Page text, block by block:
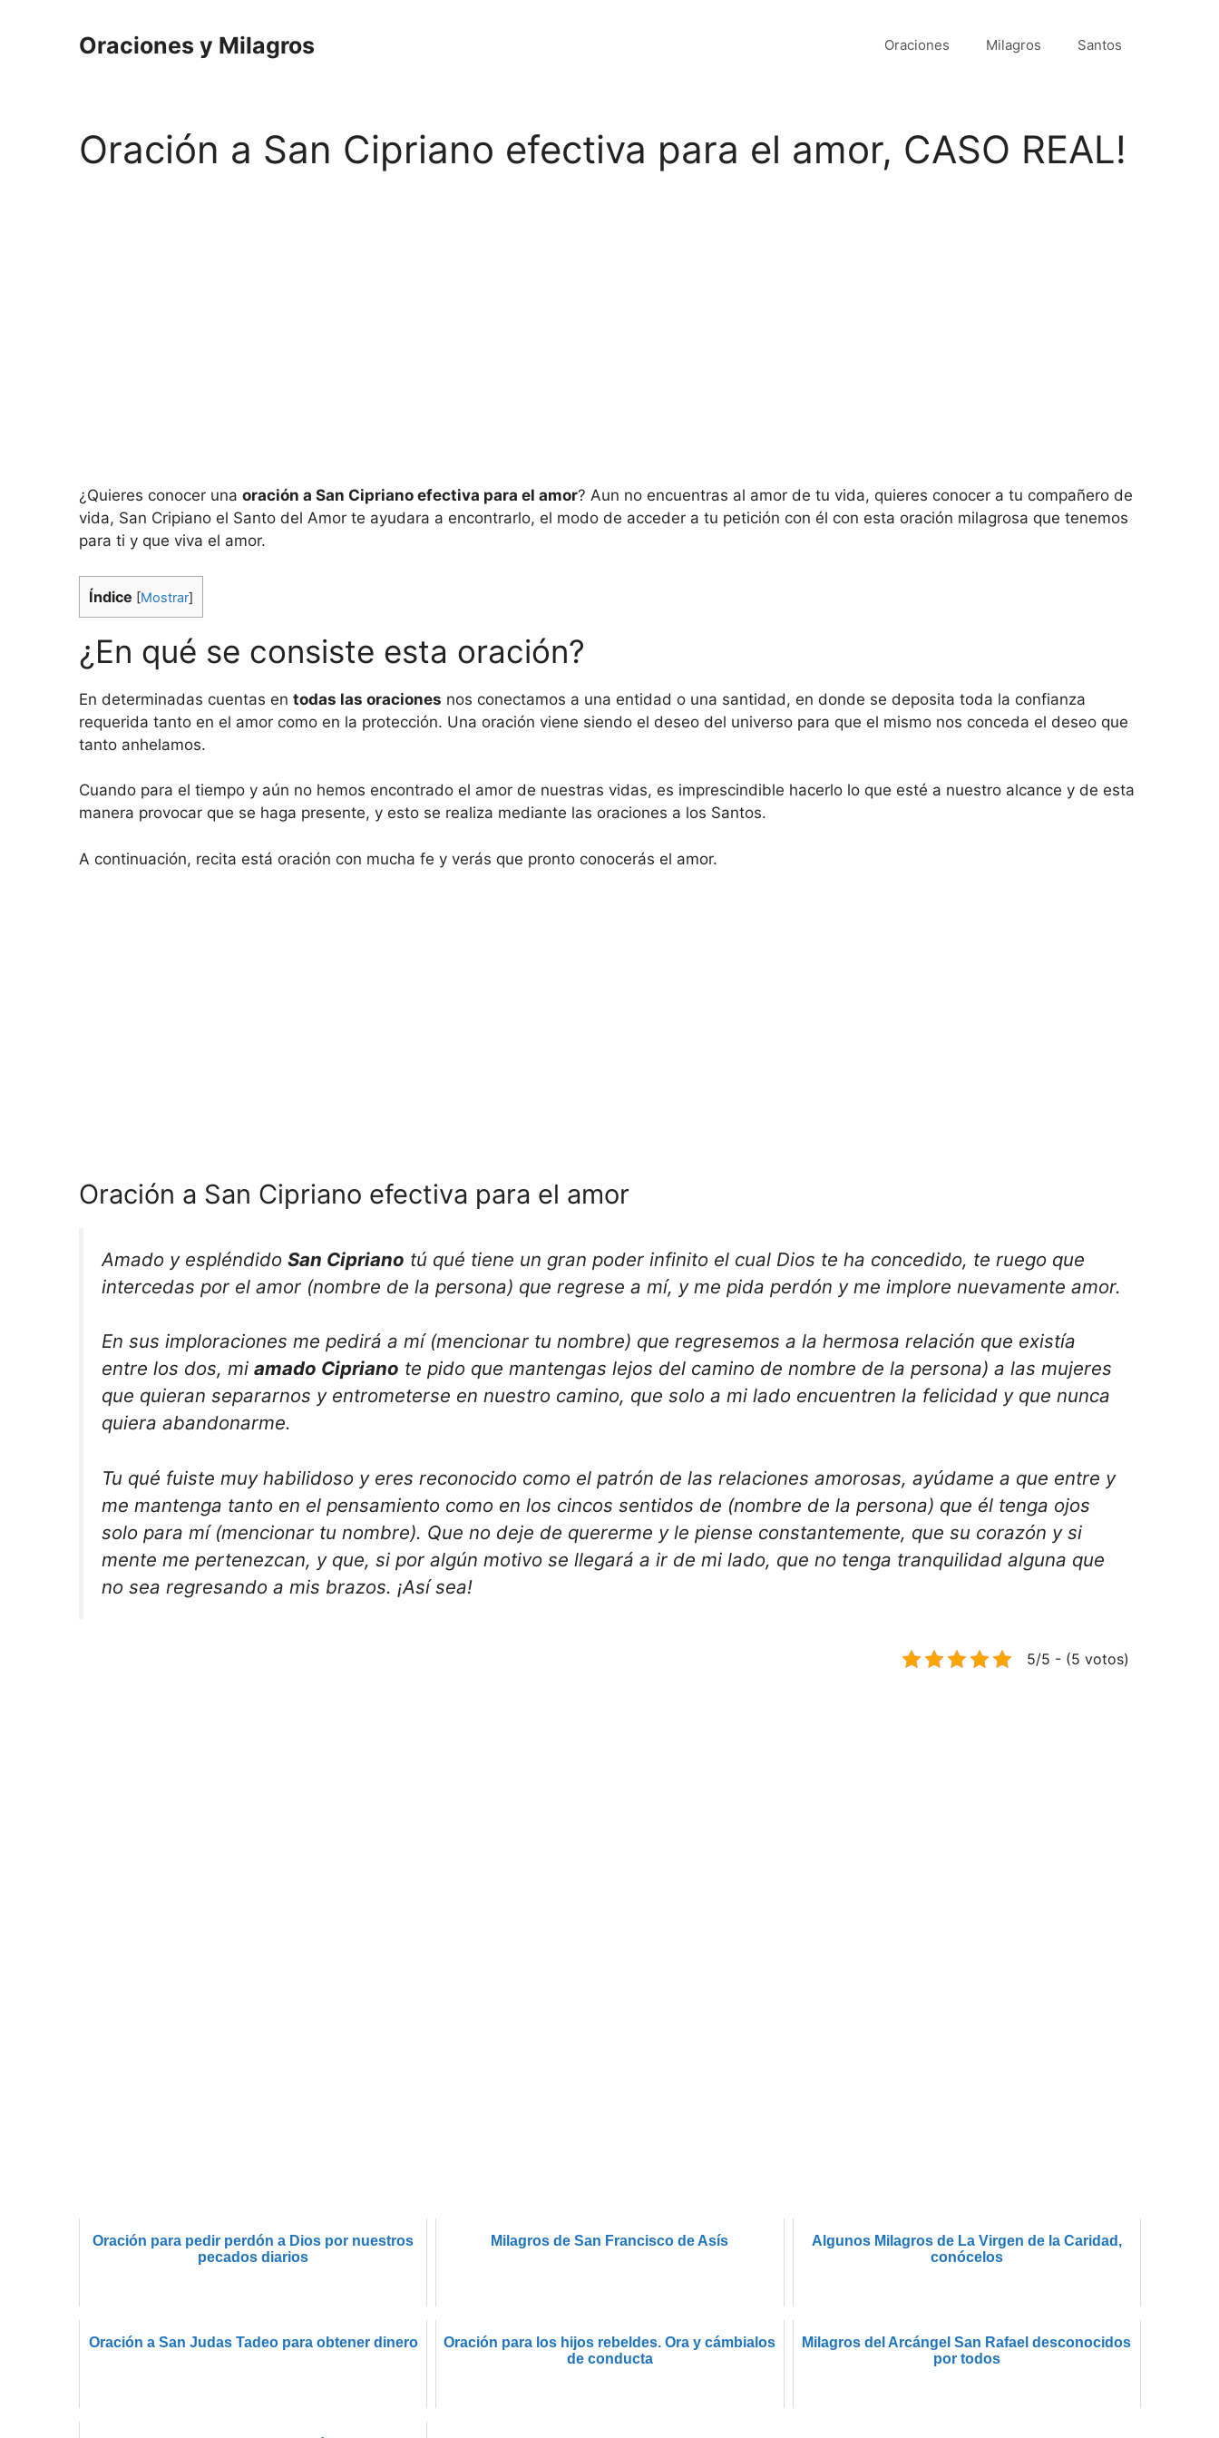
Oraciones y Milagros Oraciones Milagros Santos
Oración a San Cipriano efectiva para el amor, CASO REAL!
¿Quieres conocer una oración a San Cipriano efectiva para el amor? Aun no encuentras al amor de tu vida, quieres conocer a tu compañero de
vida, San Cripiano el Santo del Amor te ayudara a encontrarlo, el modo de acceder a tu petición con él con esta oración milagrosa que tenemos
para ti y que viva el amor.
Índice [Mostrar]
¿En qué se consiste esta oración?
En determinadas cuentas en todas las oraciones nos conectamos a una entidad o una santidad, en donde se deposita toda la confianza
requerida tanto en el amor como en la protección. Una oración viene siendo el deseo del universo para que el mismo nos conceda el deseo que
tanto anhelamos.
Cuando para el tiempo y aún no hemos encontrado el amor de nuestras vidas, es imprescindible hacerlo lo que esté a nuestro alcance y de esta
manera provocar que se haga presente, y esto se realiza mediante las oraciones a los Santos.
A continuación, recita está oración con mucha fe y verás que pronto conocerás el amor.
Oración a San Cipriano efectiva para el amor
Amado y espléndido San Cipriano tú qué tiene un gran poder infinito el cual Dios te ha concedido, te ruego que
intercedas por el amor (nombre de la persona) que regrese a mí, y me pida perdón y me implore nuevamente amor.
En sus imploraciones me pedirá a mí (mencionar tu nombre) que regresemos a la hermosa relación que existía
entre los dos, mi amado Cipriano te pido que mantengas lejos del camino de nombre de la persona) a las mujeres
que quieran separarnos y entrometerse en nuestro camino, que solo a mi lado encuentren la felicidad y que nunca
quiera abandonarme.
Tu qué fuiste muy habilidoso y eres reconocido como el patrón de las relaciones amorosas, ayúdame a que entre y
me mantenga tanto en el pensamiento como en los cincos sentidos de (nombre de la persona) que él tenga ojos
solo para mí (mencionar tu nombre). Que no deje de quererme y le piense constantemente, que su corazón y si
mente me pertenezcan, y que, si por algún motivo se llegará a ir de mi lado, que no tenga tranquilidad alguna que
no sea regresando a mis brazos. ¡Así sea!
5/5 - (5 votos)
Oración para pedir perdón a Dios por nuestros
pecados diarios
Milagros de San Francisco de Asís
Algunos Milagros de La Virgen de la Caridad,
conócelos
Oración a San Judas Tadeo para obtener dinero
Oración para los hijos rebeldes. Ora y cámbialos
de conducta
Milagros del Arcángel San Rafael desconocidos
por todos